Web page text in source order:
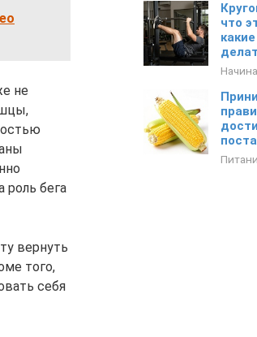
не
роль бега
вернуть
того,
себя
что